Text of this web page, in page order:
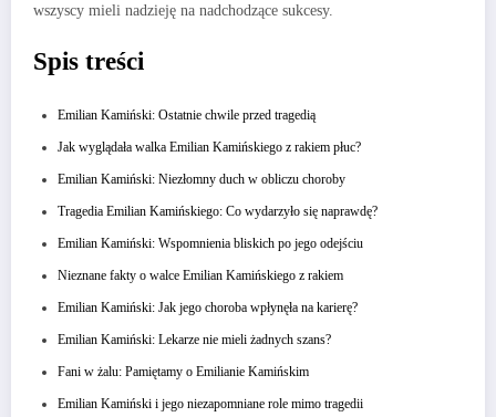
wszyscy mieli nadzieję na nadchodzące sukcesy.
Spis treści
Emilian Kamiński: Ostatnie chwile przed tragedią
Jak wyglądała walka Emilian Kamińskiego z rakiem płuc?
Emilian Kamiński: Niezłomny duch w obliczu choroby
Tragedia Emilian Kamińskiego: Co wydarzyło się naprawdę?
Emilian Kamiński: Wspomnienia bliskich po jego odejściu
Nieznane fakty o walce Emilian Kamińskiego z rakiem
Emilian Kamiński: Jak jego choroba wpłynęła na karierę?
Emilian Kamiński: Lekarze nie mieli żadnych szans?
Fani w żalu: Pamiętamy o Emilianie Kamińskim
Emilian Kamiński i jego niezapomniane role mimo tragedii